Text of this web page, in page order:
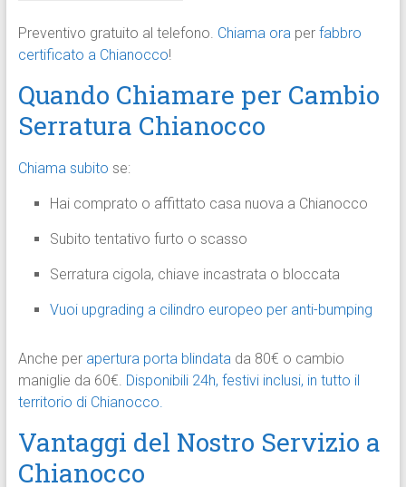
Preventivo gratuito al telefono. Chiama oraper fabbro
certificato a Chianocco!
Quando Chiamare per Cambio
Serratura Chianocco
Chiama subito se:
Hai comprato o affittato casa nuova a Chianocco
Subito tentativo furto o scasso
Serratura cigola, chiave incastrata o bloccata
Vuoi upgrading a cilindro europeo per anti-bumping
Anche per apertura porta blindatada 80€ o cambio
maniglie da 60€. Disponibili 24h, festivi inclusi, in tutto il
territorio di Chianocco.
Vantaggi del Nostro Servizio a
Chianocco